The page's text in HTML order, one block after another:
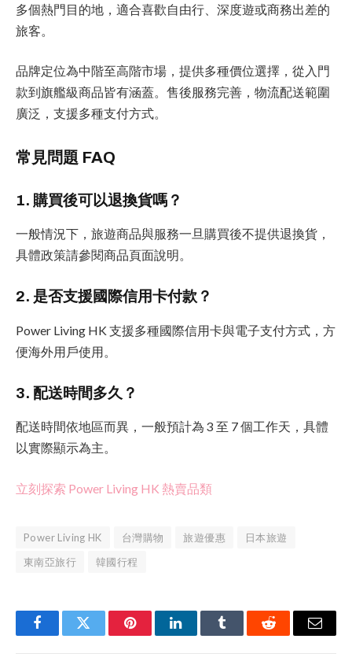
多個熱門目的地，適合喜歡自由行、深度遊或商務出差的
旅客。
品牌定位為中階至高階市場，提供多種價位選擇，從入門
款到旗艦級商品皆有涵蓋。售後服務完善，物流配送範圍
廣泛，支援多種支付方式。
常見問題 FAQ
1. 購買後可以退換貨嗎？
一般情況下，旅遊商品與服務一旦購買後不提供退換貨，
具體政策請參閱商品頁面說明。
2. 是否支援國際信用卡付款？
Power Living HK 支援多種國際信用卡與電子支付方式，方
便海外用戶使用。
3. 配送時間多久？
配送時間依地區而異，一般預計為 3 至 7 個工作天，具體
以實際顯示為主。
立刻探索 Power Living HK 熱賣品類
Power Living HK 台灣購物 旅遊優惠
日本旅遊
東南亞旅行
韓國行程
FacebookTwitter PinterestLinkedInTumblr Reddit Email